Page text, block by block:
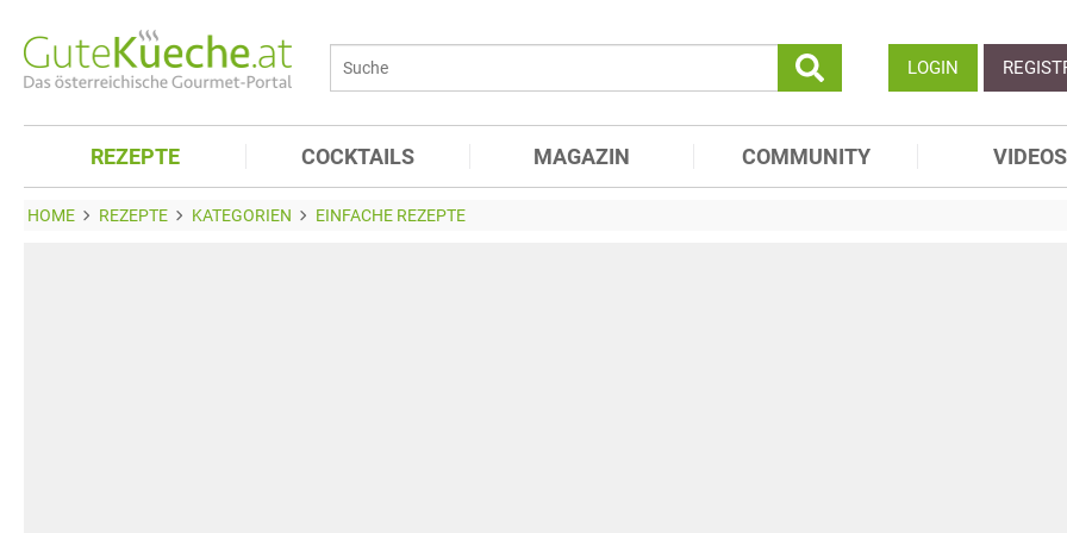
LOGIN
REZEPTE COCKTAILS MAGAZIN COMMUNITY VIDEOS
HOME REZEPTE KATEGORIEN EINFACHE REZEPTE